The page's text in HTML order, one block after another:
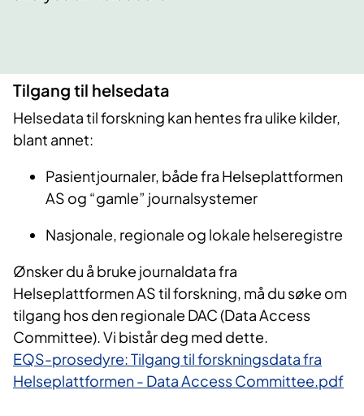
Tilgang til helsedata
Helsedata til forskning kan hentes fra ulike kilder,
blant annet:
Pasientjournaler, både fra Helseplattformen
AS og “gamle” journalsystemer
Nasjonale, regionale og lokale helseregistre
Ønsker du å bruke journaldata fra
Helseplattformen AS til forskning, må du søke om
tilgang hos den regionale DAC (Data Access
Committee). Vi bistår deg med dette.
EQS-prosedyre: Tilgang til forskningsdata fra
Helseplattformen - Data Access Committee.pdf